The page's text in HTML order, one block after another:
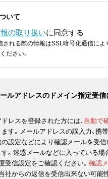
いて
の取り扱いに同意する
される際の情報はSSL暗号化通信に
ださい。
ールアドレスのドメイン指定受
レスを登録された方には、 自動で
ます。メールアドレスの誤入力、携
設定などにより確認メールを受
。迷惑メールなどに入っている場
受信設定をご確認ください。 確認
社からの返信を受信出来ない可能